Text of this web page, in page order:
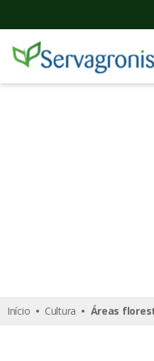
Início • Cultura • Áreas